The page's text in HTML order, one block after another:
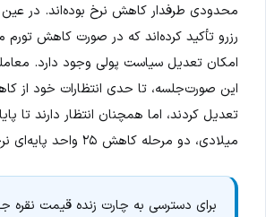
محدودی طرفدار کاهش نرخ بوده‌اند. در
رزرو تأکید کرده‌اند که در صورت کاهش
امکان تعدیل سیاست پولی وجود دارد.
این صورت‌جلسه، تا حدی انتظارات خود از
تعدیل کردند، اما همچنان انتظار دارند تا
میلادی، دو مرحله کاهش ۲۵ واحد پایه‌ای نرخ بهره انجام شود.
برای دسترسی به چارت زنده قیمت نقره